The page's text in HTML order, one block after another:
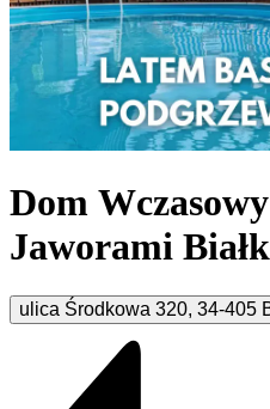
Dom
Jaworami
ulica Środkowa 320, 34-405